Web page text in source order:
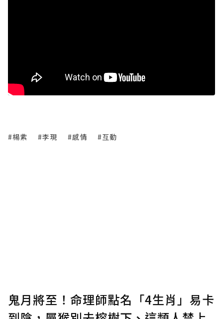
#楊紫 #李現 #感情 #互動
鬼月將至！命理師點名「4生肖」易卡